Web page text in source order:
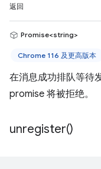
返回
Promise<string>
Chrome 116 及更高版本
在消息成功排队等待
promise 将被拒绝。
unregister()